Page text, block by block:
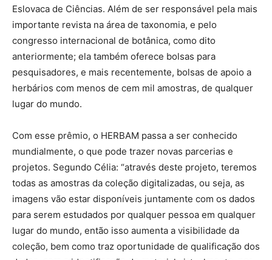
Eslovaca de Ciências. Além de ser responsável pela mais
importante revista na área de taxonomia, e pelo
congresso internacional de botânica, como dito
anteriormente; ela também oferece bolsas para
pesquisadores, e mais recentemente, bolsas de apoio a
herbários com menos de cem mil amostras, de qualquer
lugar do mundo.
Com esse prêmio, o HERBAM passa a ser conhecido
mundialmente, o que pode trazer novas parcerias e
projetos. Segundo Célia: “através deste projeto, teremos
todas as amostras da coleção digitalizadas, ou seja, as
imagens vão estar disponíveis juntamente com os dados
para serem estudados por qualquer pessoa em qualquer
lugar do mundo, então isso aumenta a visibilidade da
coleção, bem como traz oportunidade de qualificação dos